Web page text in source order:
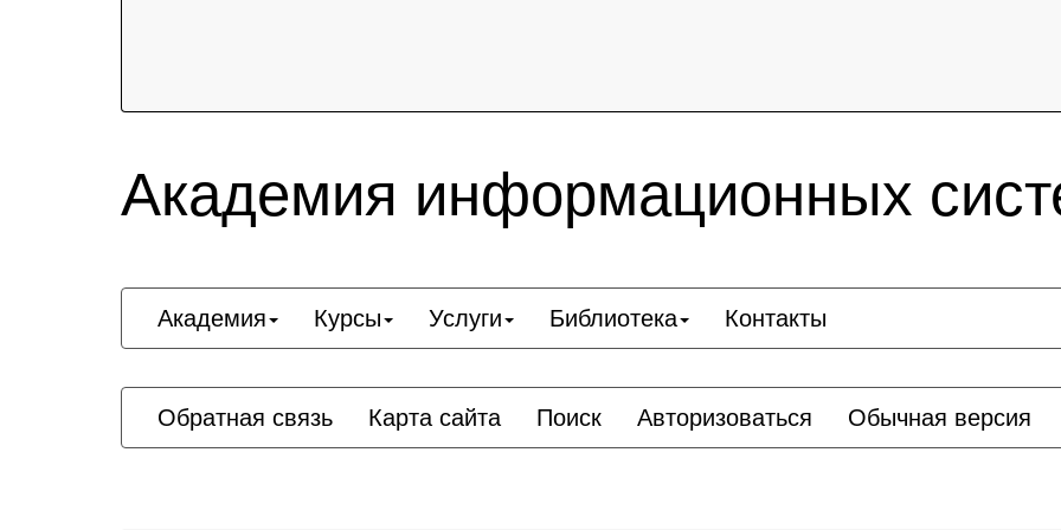
Академия информационных
Академия Курсы Услуги Библиотека Контакты
Обратная связь Карта сайта Поиск Авторизоваться Обычная версия